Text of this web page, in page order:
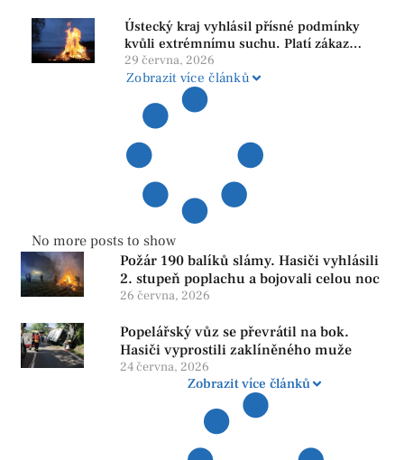
Ústecký kraj vyhlásil přísné podmínky
kvůli extrémnímu suchu. Platí zákaz
ohňů i pyrotechniky
29 června, 2026
Zobrazit více článků
No more posts to show
Požár 190 balíků slámy. Hasiči vyhlásili
2. stupeň poplachu a bojovali celou noc
26 června, 2026
Popelářský vůz se převrátil na bok.
Hasiči vyprostili zaklíněného muže
24 června, 2026
Zobrazit více článků